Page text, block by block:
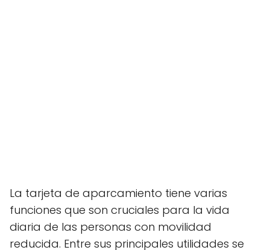
La tarjeta de aparcamiento tiene varias
funciones que son cruciales para la vida
diaria de las personas con movilidad
reducida. Entre sus principales utilidades se